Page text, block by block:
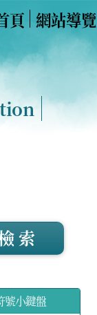
頁 網站導覽
索
號小鍵盤